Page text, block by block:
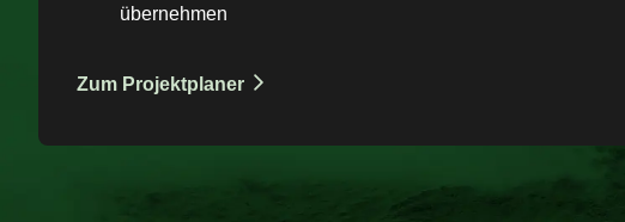
übernehmen
Zum Projektplaner